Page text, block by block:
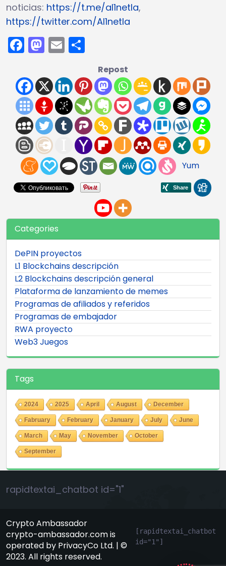
noticias: https://t.me/al1netla,
https://twitter.com/Al1netla
Facebook
Mastodon
Email
Repost
Yum
Categories
DePIN proyectos
L1 Blockchains descripción
L2 Blockchains descripción general
Plataforma de lanzamiento de memes
Programas de afiliados y referidos
Programas de embajador
RWA proyecto
Web3 Juegos
Tags
2024 2025 April August December
Fabruary February January July June
March May November October
September
rapidtextai_chatbot id="1"
Crypto Ambassador
crypto-ambassador.com is
operated by PrivacyCo Ltd. | ©
2023. All rights reserved.
[rapidtextai_chatbot
id="1"]
GeekyBot